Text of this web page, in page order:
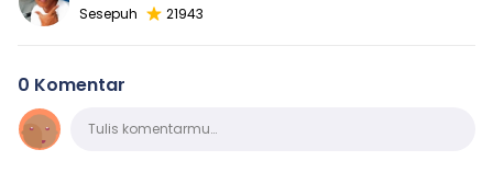
Sesepuh 21943
0 Komentar
KomentarTulis komentarmu…